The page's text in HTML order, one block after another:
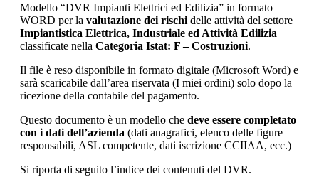
Modello “DVR Impianti Elettrici ed Edilizia” in formato
WORD per la valutazione dei rischi delle attività del settore
Impiantistica Elettrica, Industriale ed Attività Edilizia
classificate nella Categoria Istat: F – Costruzioni.
Il file è reso disponibile in formato digitale (Microsoft Word) e
sarà scaricabile dall’area riservata (I miei ordini) solo dopo la
ricezione della contabile del pagamento.
Questo documento è un modello che deve essere completato
con i dati dell’azienda (dati anagrafici, elenco delle figure
responsabili, ASL competente, dati iscrizione CCIIAA, ecc.)
Si riporta di seguito l’indice dei contenuti del DVR.